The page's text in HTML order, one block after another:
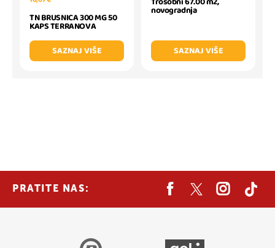
TN BRUSNICA 300 MG 50
KAPS TERRANOVA
SAZNAJ VIŠE
novogradnja
SAZNAJ VIŠE
PRATITE NAS: